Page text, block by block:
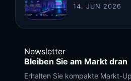
14. JUN 2026
Newsletter
Bleiben Sie am Markt dran
Erhalten Sie kompakte Markt-